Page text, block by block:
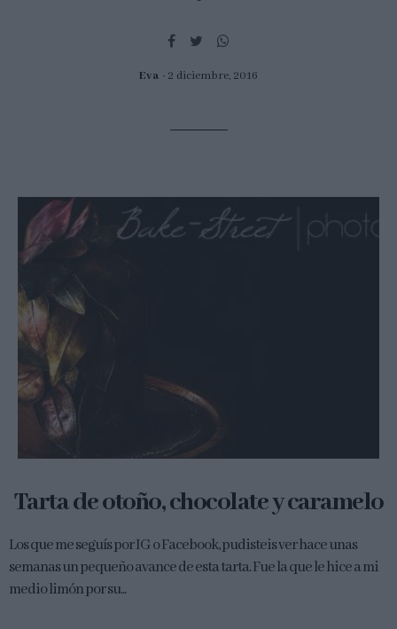
Eva 2 diciembre, 2016
Tarta de otoño, chocolate y caramelo
Los que me seguís por IG o Facebook, pudisteis ver hace unas
semanas un pequeño avance de esta tarta. Fue la que le hice a mi
medio limón por su...